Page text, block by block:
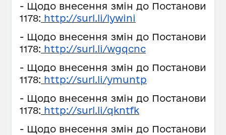
- Щодо внесення змін до Постанови
1178: http://surl.li/lywini
- Щодо внесення змін до Постанови
1178: http://surl.li/wgqcnc
- Щодо внесення змін до Постанови
1178: http://surl.li/ymuntp
- Щодо внесення змін до Постанови
1178: http://surl.li/qkntfk
- Щодо внесення змін до Постанови